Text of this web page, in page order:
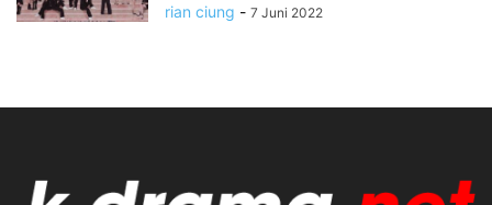
rian ciung - 7 Juni 2022